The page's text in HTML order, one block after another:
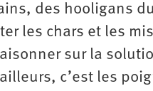
des hooligans
les chars et les
sur la
c’est les